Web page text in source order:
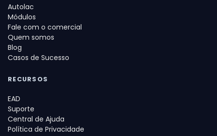
Autolac
Módulos
Fale com o comercial
Quem somos
Blog
Casos de Sucesso
RECURSOS
EAD
Suporte
Central de Ajuda
Política de Privacidade